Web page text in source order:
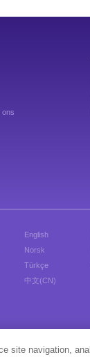
ons
English
Norsk
Türkçe
中文(CN)
meisjes, verkleed je
site navigation,